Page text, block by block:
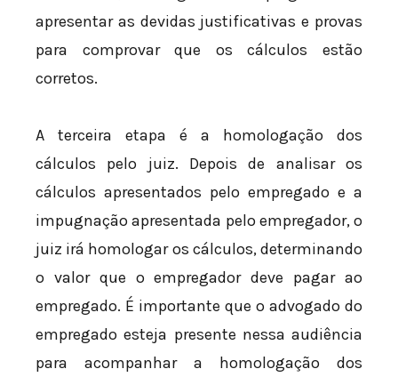
apresentar as devidas justificativas e provas
para comprovar que os cálculos estão
corretos.
A terceira etapa é a homologação dos
cálculos pelo juiz. Depois de analisar os
cálculos apresentados pelo empregado e a
impugnação apresentada pelo empregador, o
juiz irá homologar os cálculos, determinando
o valor que o empregador deve pagar ao
empregado. É importante que o advogado do
empregado esteja presente nessa audiência
para acompanhar a homologação dos